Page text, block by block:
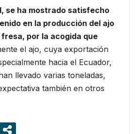
se ha mostrado satisfecho
en la producción del ajo
por la acogida que
el ajo, cuya exportación
hacia el Ecuador,
llevado varias toneladas,
también en otros